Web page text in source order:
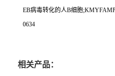
EB病毒转化的人B细胞
0634
相关产品：